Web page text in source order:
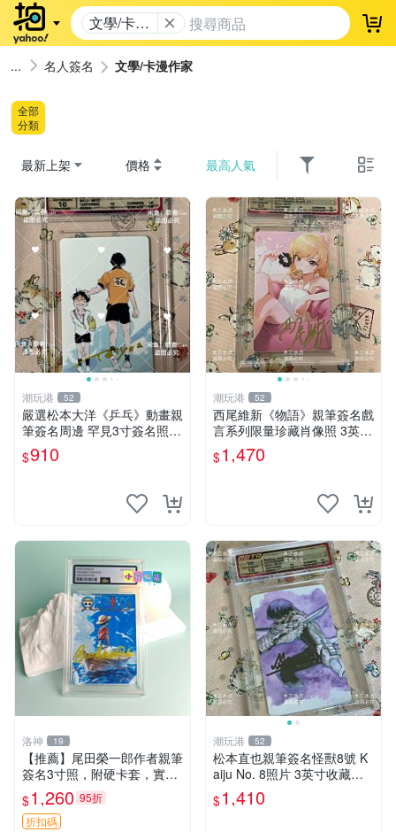
文學/卡漫
作家
登
名人簽名 文學/卡漫作家
全部
分類
最新上架 價格 最高人氣
潮玩港 52
嚴選松本大洋《乒乓》動畫親
筆簽名周邊 罕見3寸簽名照
卡磚附送 乒乓 動畫 松本大洋
$910
潮玩港 52
西尾維新《物語》親筆簽名戲
言系列限量珍藏肖像照 3英寸
收藏家私人典藏 物語系列 親
筆簽名 戲言 照片
$1,470
洛神 19
【推薦】尾田榮一郎作者親筆
簽名3寸照，附硬卡套，實拍
圖，真粉必收 SignedPhoto
OnePiece 3inch Cardbride
實拍圖 簽名
$1,260 95折
折扣碼
潮玩港 52
松本直也親筆簽名怪獸8號 K
aiju No. 8照片 3英寸收藏正
品 國際帶回國 實拍圖 怪獸8
號 簽名 照片 雜志周邊
$1,410